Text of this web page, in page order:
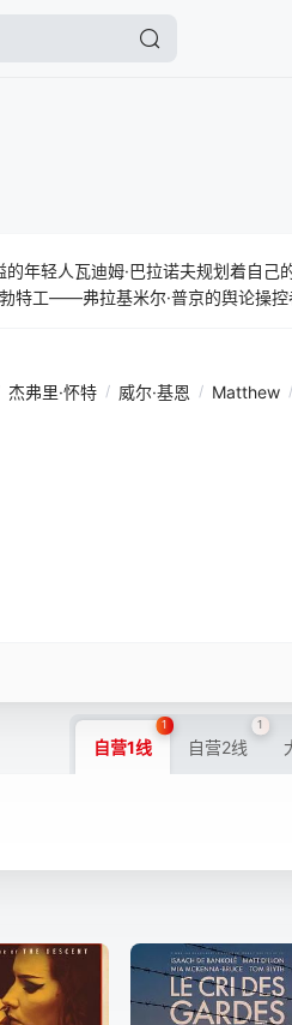
年轻人瓦迪姆·巴拉诺夫规划着自己
特工——弗拉基米尔·普京的舆论操
夫终于开口，揭露了他协助建立的
杰弗里·怀特 / 威尔·基恩 / Matthew /
自营1线
1
自营2线
1